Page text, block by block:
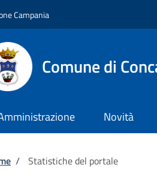
Campania
Comune di
Novità
di pane
/ Statistiche del portale